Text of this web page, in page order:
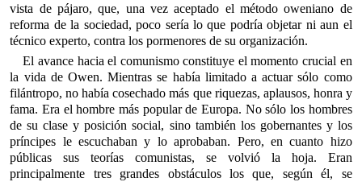
vista de pájaro, que, una vez aceptado el método oweniano de
reforma de la sociedad, poco sería lo que podría objetar ni aun el
técnico experto, contra los pormenores de su organización.
El avance hacia el comunismo constituye el momento crucial en
la vida de Owen. Mientras se había limitado a actuar sólo como
filántropo, no había cosechado más que riquezas, aplausos, honra y
fama. Era el hombre más popular de Europa. No sólo los hombres
de su clase y posición social, sino también los gobernantes y los
príncipes le escuchaban y lo aprobaban. Pero, en cuanto hizo
públicas sus teorías comunistas, se volvió la hoja. Eran
principalmente tres grandes obstáculos los que, según él, se